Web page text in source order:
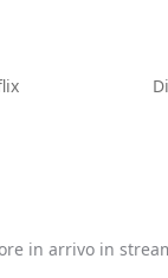
in arrivo in